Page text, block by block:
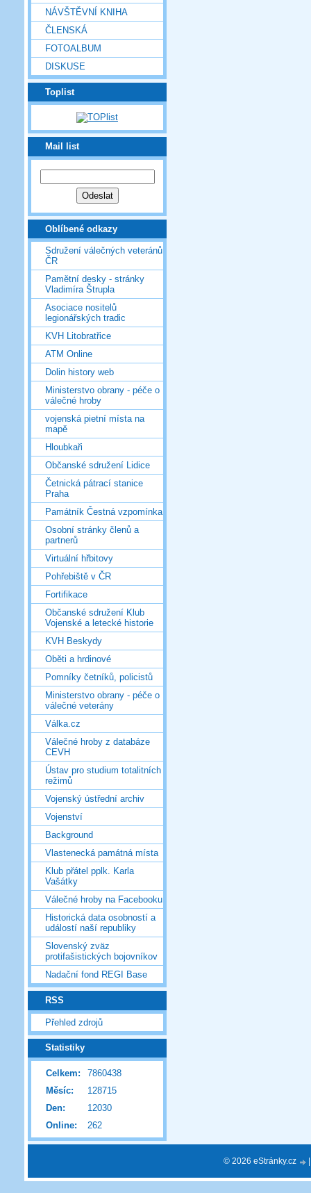
NÁVŠTĚVNÍ KNIHA
ČLENSKÁ
FOTOALBUM
DISKUSE
Toplist
Mail list
Oblíbené odkazy
Sdružení válečných veteránů
ČR
Pamětní desky - stránky
Vladimíra Štrupla
Asociace nositelů
legionářských tradic
KVH Litobratřice
ATM Online
Dolin history web
Ministerstvo obrany - péče o
válečné hroby
vojenská pietní místa na
mapě
Hloubkaři
Občanské sdružení Lidice
Četnická pátrací stanice
Praha
Památník Čestná vzpomínka
Osobní stránky členů a
partnerů
Virtuální hřbitovy
Pohřebiště v ČR
Fortifikace
Občanské sdružení Klub
Vojenské a letecké historie
KVH Beskydy
Oběti a hrdinové
Pomníky četníků, policistů
Ministerstvo obrany - péče o
válečné veterány
Válka.cz
Válečné hroby z databáze
CEVH
Ústav pro studium totalitních
režimů
Vojenský ústřední archiv
Vojenství
Background
Vlastenecká památná místa
Klub přátel pplk. Karla
Vašátky
Válečné hroby na Facebooku
Historická data osobností a
událostí naší republiky
Slovenský zväz
protifašistických bojovníkov
Nadační fond REGI Base
RSS
Přehled zdrojů
Statistiky
Online: 262
Celkem:
7860438
Měsíc:
128715
Den:
12030
© 2026 eStránky.cz